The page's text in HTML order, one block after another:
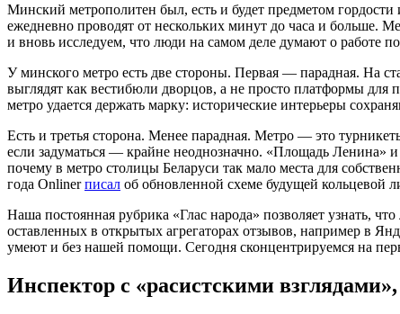
Минский метрополитен был, есть и будет предметом
ежедневно проводят от нескольких минут до часа и больше.
и вновь исследуем, что люди на самом деле думают о работе
У минского метро есть две стороны. Первая — парадная. На
выглядят как вестибюли дворцов, а не просто платформы
метро удается держать марку: исторические интерьеры
Есть и третья сторона. Менее парадная. Метро — это
если задуматься — крайне неоднозначно. «Площадь
почему в метро столицы Беларуси так мало места для
года Onlinerписал об обновленной схеме будущей кольцевой
Наша постоянная рубрика «Глас народа» позволяет узнать,
оставленных в открытых агрегаторах отзывов, например в
умеют и без нашей помощи. Сегодня сконцентрируемся на
Инспектор с «расистскими